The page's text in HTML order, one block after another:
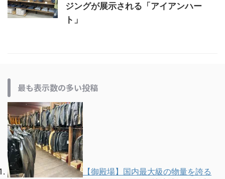
ジングが展示される「アイアンハー
ト」
最も表示数の多い投稿
【御殿場】国内最大級の物量を誇る